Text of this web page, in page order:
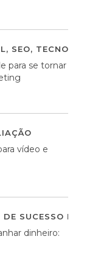
, SEO, TECNOLOGIA
para se tornar
vídeo e
DE SUCESSO DE
dinheiro: